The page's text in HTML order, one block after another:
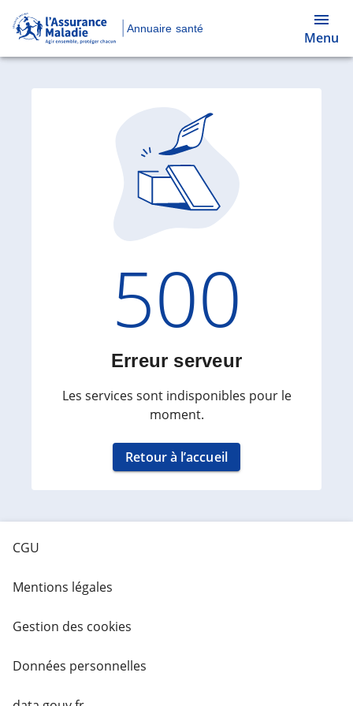
Annuaire santé
Menu
Code
500
Erreur serveur
Les services sont indisponibles pour le
moment.
Retour à l’accueil
CGU
Mentions légales
Gestion des cookies
Données personnelles